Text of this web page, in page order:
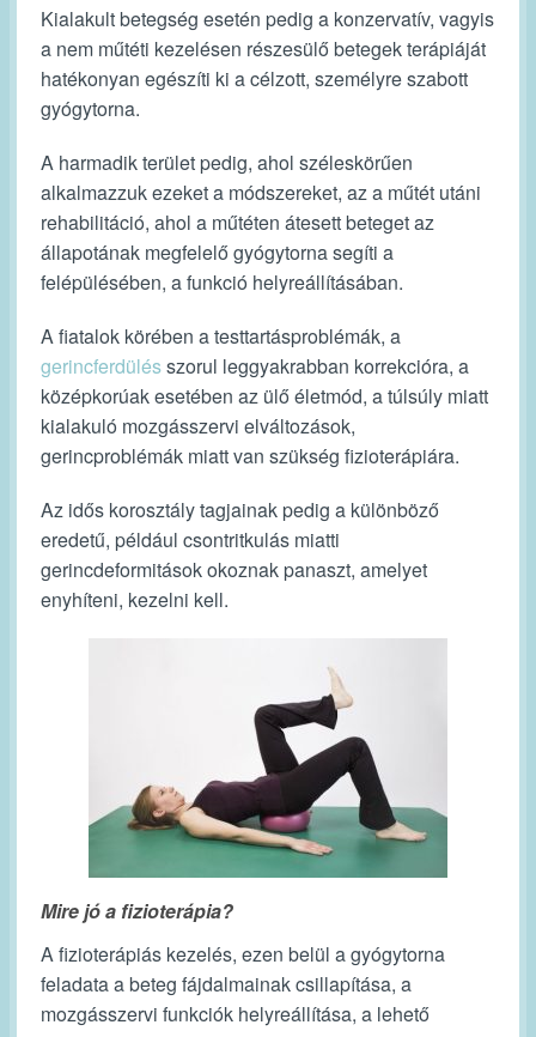
Kialakult betegség esetén pedig a konzervatív, vagyis
a nem műtéti kezelésen részesülő betegek terápiáját
hatékonyan egészíti ki a célzott, személyre szabott
gyógytorna.
A harmadik terület pedig, ahol széleskörűen
alkalmazzuk ezeket a módszereket, az a műtét utáni
rehabilitáció, ahol a műtéten átesett beteget az
állapotának megfelelő gyógytorna segíti a
felépülésében, a funkció helyreállításában.
A fiatalok körében a testtartásproblémák, a
gerincferdülésszorul leggyakrabban korrekcióra, a
középkorúak esetében az ülő életmód, a túlsúly miatt
kialakuló mozgásszervi elváltozások,
gerincproblémák miatt van szükség fizioterápiára.
Az idős korosztály tagjainak pedig a különböző
eredetű, például csontritkulás miatti
gerincdeformitások okoznak panaszt, amelyet
enyhíteni, kezelni kell.
Mire jó a fizioterápia?
A fizioterápiás kezelés, ezen belül a gyógytorna
feladata a beteg fájdalmainak csillapítása, a
mozgásszervi funkciók helyreállítása, a lehető